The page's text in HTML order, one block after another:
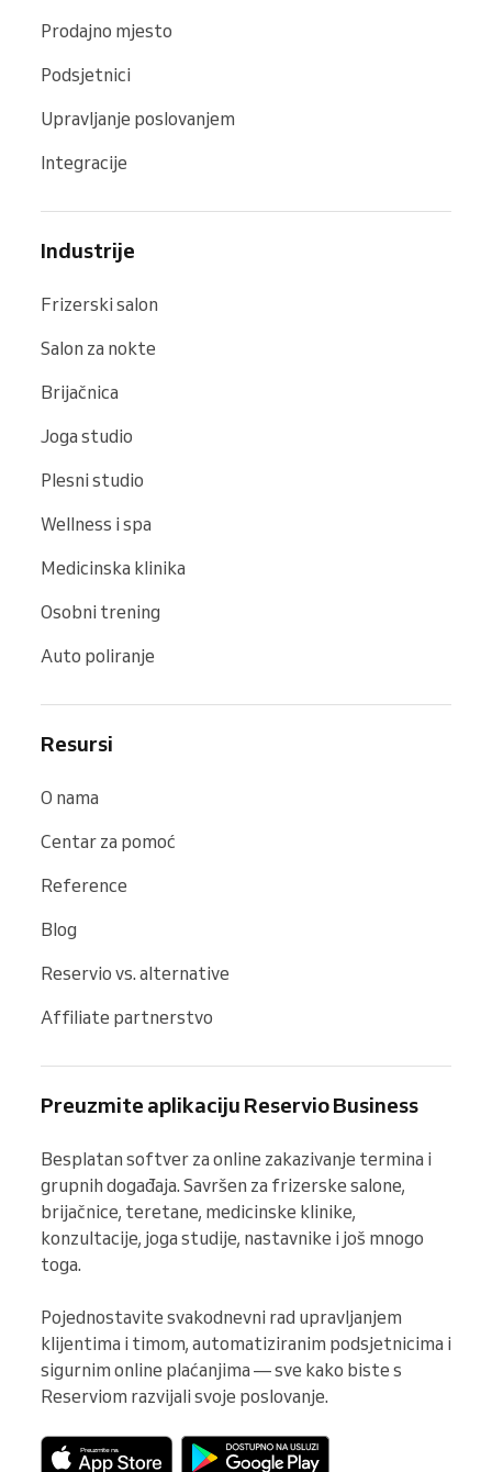
Prodajno mjesto
Podsjetnici
Upravljanje poslovanjem
Integracije
Industrije
Frizerski salon
Salon za nokte
Brijačnica
Joga studio
Plesni studio
Wellness i spa
Medicinska klinika
Osobni trening
Auto poliranje
Resursi
O nama
Centar za pomoć
Reference
Blog
Reservio vs. alternative
Affiliate partnerstvo
Preuzmite aplikaciju Reservio Business
Besplatan softver za online zakazivanje termina i
grupnih događaja. Savršen za frizerske salone,
brijačnice, teretane, medicinske klinike,
konzultacije, joga studije, nastavnike i još mnogo
toga.
Pojednostavite svakodnevni rad upravljanjem
klijentima i timom, automatiziranim podsjetnicima i
sigurnim online plaćanjima — sve kako biste s
Reserviom razvijali svoje poslovanje.